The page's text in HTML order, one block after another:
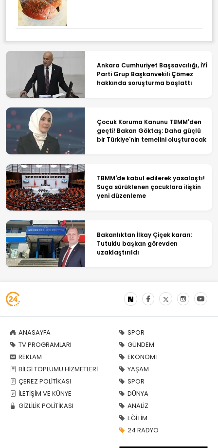
Ankara Cumhuriyet Başsavcılığı, İYİ
Parti Grup Başkanvekili Çömez
hakkında soruşturma başlattı
Çocuk Koruma Kanunu TBMM'den
geçti! Bakan Göktaş: Daha güçlü
bir Türkiye'nin temelini oluşturacak
TBMM'de kabul edilerek yasalaştı!
Suça sürüklenen çocuklara ilişkin
yeni düzenleme
Bakanlıktan İlkay Çiçek kararı:
Tutuklu başkan görevden
uzaklaştırıldı
ANASAYFA
TV PROGRAMLARI
REKLAM
BİLGİ TOPLUMU HİZMETLERİ
ÇEREZ POLİTİKASI
İLETİŞİM VE KÜNYE
GİZLİLİK POLİTİKASI
SPOR
GÜNDEM
EKONOMİ
YAŞAM
SPOR
DÜNYA
ANALİZ
EĞİTİM
24 RADYO